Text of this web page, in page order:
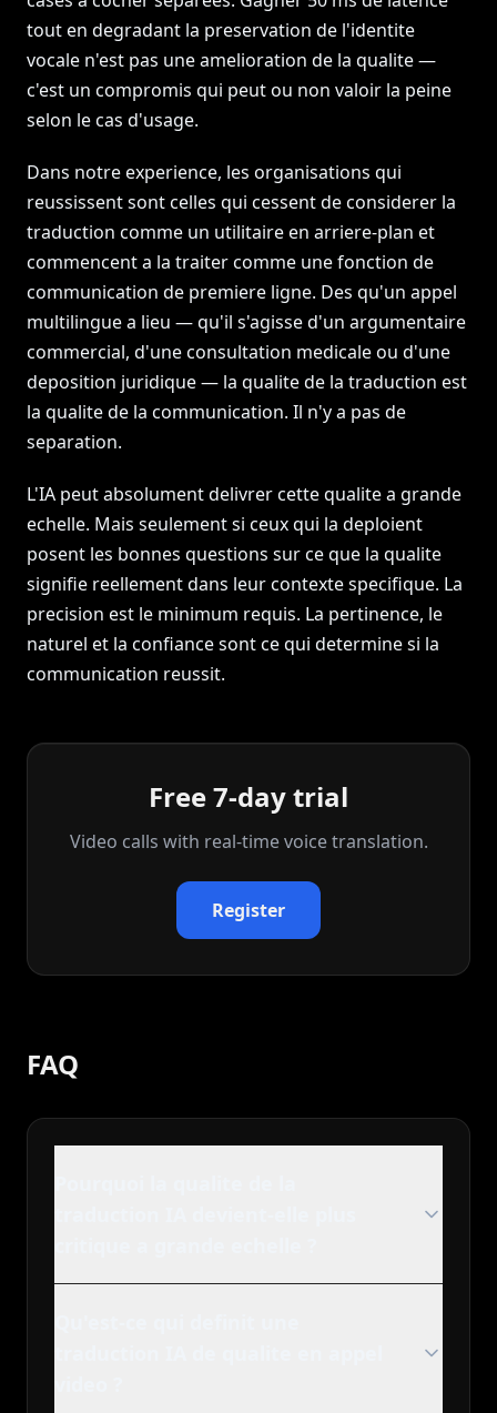
tout en degradant la preservation de l'identite
vocale n'est pas une amelioration de la qualite —
c'est un compromis qui peut ou non valoir la peine
selon le cas d'usage.
Dans notre experience, les organisations qui
reussissent sont celles qui cessent de considerer la
traduction comme un utilitaire en arriere-plan et
commencent a la traiter comme une fonction de
communication de premiere ligne. Des qu'un appel
multilingue a lieu — qu'il s'agisse d'un argumentaire
commercial, d'une consultation medicale ou d'une
deposition juridique — la qualite de la traduction est
la qualite de la communication. Il n'y a pas de
separation.
L'IA peut absolument delivrer cette qualite a grande
echelle. Mais seulement si ceux qui la deploient
posent les bonnes questions sur ce que la qualite
signifie reellement dans leur contexte specifique. La
precision est le minimum requis. La pertinence, le
naturel et la confiance sont ce qui determine si la
communication reussit.
Free 7-day trial
Video calls with real‑time voice translation.
Register
FAQ